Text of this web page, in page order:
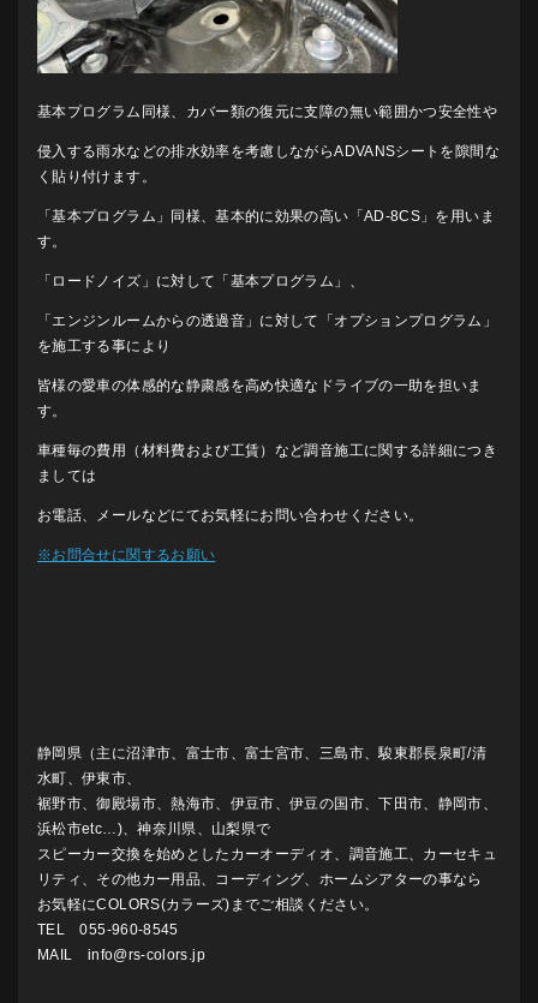
基本プログラム同様、カバー類の復元に支障の無い範囲かつ安全性や
侵入する雨水などの排水効率を考慮しながらADVANSシートを隙間な
く貼り付けます。
「基本プログラム」同様、基本的に効果の高い「AD-8CS」を用いま
す。
「ロードノイズ」に対して「基本プログラム」、
「エンジンルームからの透過音」に対して「オプションプログラム」
を施工する事により
皆様の愛車の体感的な静粛感を高め快適なドライブの一助を担いま
す。
車種毎の費用（材料費および工賃）など調音施工に関する詳細につき
ましては
お電話、メールなどにてお気軽にお問い合わせください。
※お問合せに関するお願い
静岡県（主に沼津市、富士市、富士宮市、三島市、駿東郡長泉町/清
水町、伊東市、
裾野市、御殿場市、熱海市、伊豆市、伊豆の国市、下田市、静岡市、
浜松市etc…)、神奈川県、山梨県で
スピーカー交換を始めとしたカーオーディオ、調音施工、カーセキュ
リティ、その他カー用品、コーディング、ホームシアターの事なら
お気軽にCOLORS(カラーズ)までご相談ください。
TEL 055-960-8545
MAIL info@rs-colors.jp